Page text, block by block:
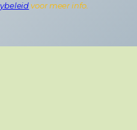
voor meer info.